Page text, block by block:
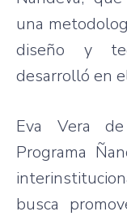
una
diseño y
desarrolló en
Eva Vera
Programa
busca